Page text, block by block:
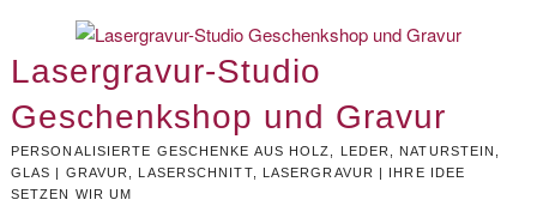
content
Lasergravur-Studio
Geschenkshop und Gravur
PERSONALISIERTE GESCHENKE AUS HOLZ, LEDER, NATURSTEIN,
GLAS | GRAVUR, LASERSCHNITT, LASERGRAVUR | IHRE IDEE
SETZEN WIR UM